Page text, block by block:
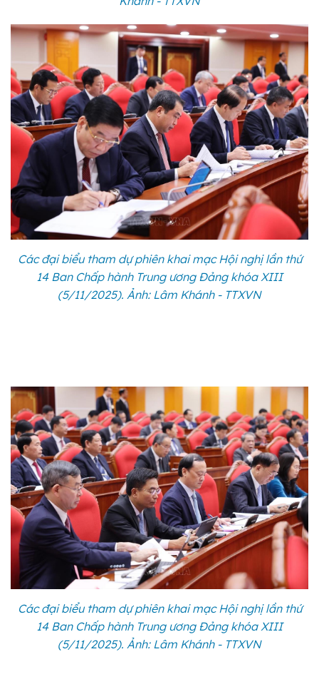
Các đại biểu tham dự phiên khai mạc Hội nghị lần thứ
14 Ban Chấp hành Trung ương Đảng khóa XIII
(5/11/2025). Ảnh: Lâm Khánh - TTXVN
Các đại biểu tham dự phiên khai mạc Hội nghị lần thứ
14 Ban Chấp hành Trung ương Đảng khóa XIII
(5/11/2025). Ảnh: Lâm Khánh - TTXVN